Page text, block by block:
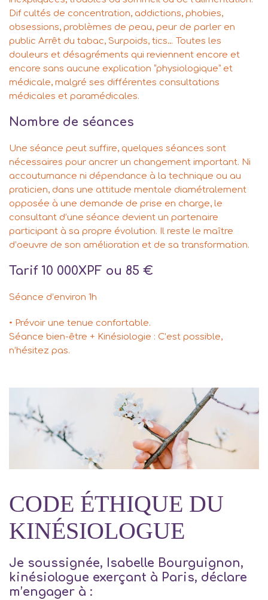
Dif cultés de concentration, addictions, phobies,
obsessions, problèmes de peau, peur de parler en
public Arrêt du tabac, Surpoids, tics… Toutes les
douleurs et désagréments qui reviennent encore et
encore sans aucune explication “physiologique” et
médicale, malgré ses différentes consultations
médicales et paramédicales.
Nombre de séances
Une séance peut suffire, quelques séances sont
nécessaires pour ancrer un changement important. Ni
accoutumance ni dépendance à la technique ou au
praticien, dans une attitude mentale diamétralement
opposée à une demande de prise en charge, le
consultant d’une séance devient un partenaire
participant à sa propre évolution. Il reste le maître
d’oeuvre de son amélioration et de sa transformation.
Tarif 10 000XPF ou 85 €
Séance d’environ 1h
• Prévoir une tenue confortable.
Séance bien-être + Kinésiologie : C’est possible,
n’hésitez pas.
CODE ÉTHIQUE DU
KINÉSIOLOGUE
Je soussignée, Isabelle Bourguignon,
kinésiologue exerçant à Paris, déclare
m’engager à :